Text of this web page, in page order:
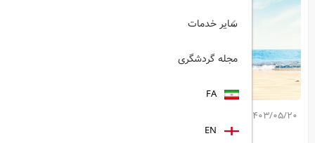
1403/05/20
سایر خدمات
مجله گردشگری
FA
EN